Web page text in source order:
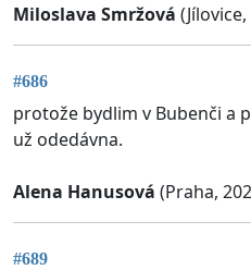
Miloslava Smržová
#686
protože bydlim v Bubenči a
už odedávna.
Alena Hanusová (Praha,
#689